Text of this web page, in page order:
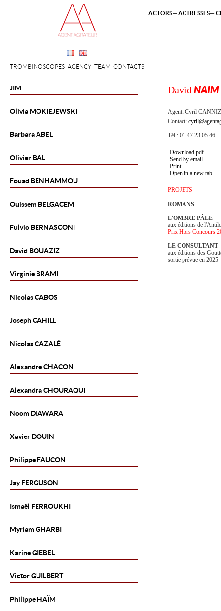
JIM
Olivia MOKIEJEWSKI
BarbaraABEL
Olivier BAL
Fouad BENHAMMOU
Ouissem BELGACEM
Fulvio BERNASCONI
David BOUAZIZ
Virginie BRAMI
NicolasCABOS
JosephCAHILL
NicolasCAZALÉ
AlexandreCHACON
AlexandraCHOURAQUI
Noom DIAWARA
Xavier DOUIN
Philippe FAUCON
JayFERGUSON
Ismaël FERROUKHI
Myriam GHARBI
KarineGIEBEL
VictorGUILBERT
Philippe HAÏM
TROMBINOSCOPES AGENCY TEAM CONTACTS
ACTORS ACTRESSES
David NAIM
Agent: Cyril
Contact:
Tél : 01 47 23 05 46
Download pdf
Send by email
Print
Open in a new tab
PROJETS
ROMANS
L'OMBRE PÂLE
aux éditions de
Prix Hors Concours
LE CONSULTANT
aux éditions des
sortie prévue en 2025